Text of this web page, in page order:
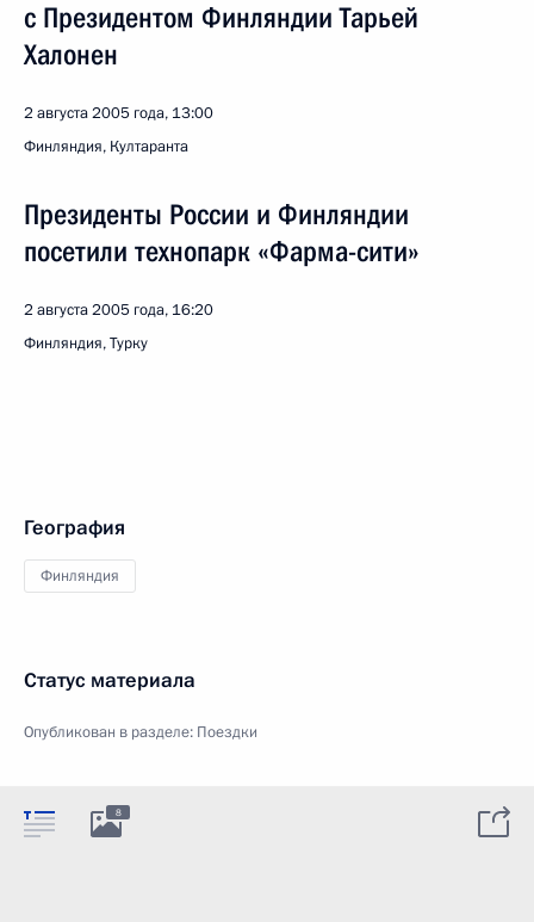
с Президентом Финляндии Тарьей
Халонен
2 августа 2005 года, 13:00
Финляндия, Култаранта
Президенты России и Финляндии
посетили технопарк «Фарма-сити»
2 августа 2005 года, 16:20
Финляндия, Турку
География
Финляндия
Статус материала
Опубликован в разделе: Поездки
8